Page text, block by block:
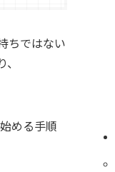
ちではない
める手順